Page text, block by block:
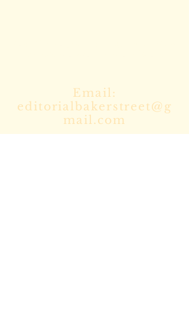
Email:
editorialbakerstreet@g
mail.com